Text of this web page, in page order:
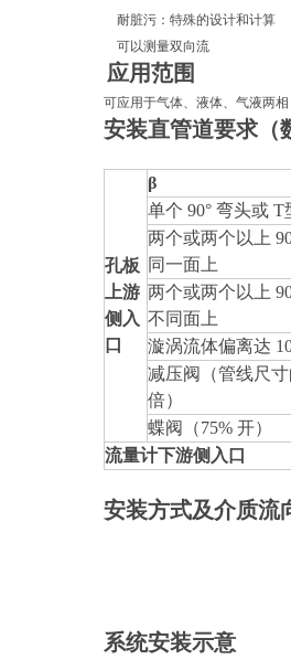
耐脏污：特殊的设计和计算
可以测量双向流
应用范围
可应用于气体、液体、气液两
安装直管道要求（
孔板
上游
侧入
口
β
单个 90° 弯头或 T
两个或两个以上
同一面上
两个或两个以上
不同面上
漩涡流体偏离达
减压阀（管线尺
倍）
蝶阀
（75% 开）
流量计下游侧入口
安装方式及介质流
系统安装示意